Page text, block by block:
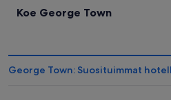
Koe George Town
George Town: Suosituimmat